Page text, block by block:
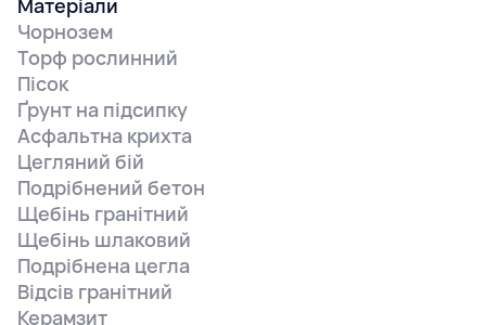
Матеріали
Чорнозем
Торф рослинний
Пісок
Ґрунт на підсипку
Асфальтна крихта
Цегляний бій
Подрібнений бетон
Щебінь гранітний
Щебінь шлаковий
Подрібнена цегла
Відсів гранітний
Керамзит